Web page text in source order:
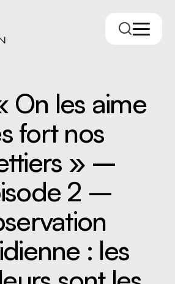
conseiller.ère
On les aime
fort nos
» –
2 –
: les